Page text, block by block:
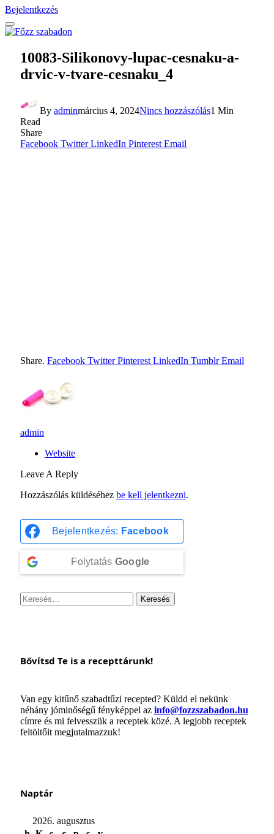
Bejelentkezés
10083-Silikonovy-lupac-cesnaku-a-
drvic-v-tvare-cesnaku_4
By adminmárcius 4, 2024Nincs hozzászólás1 Min
Read
Share
Facebook Twitter LinkedIn Pinterest Email
Share. Facebook Twitter Pinterest LinkedIn Tumblr Email
admin
Website
Leave A Reply
Hozzászólás küldéséhez be kell jelentkezni.
Bejelentkezés: Facebook
Folytatás Google
Keresés:
Bővítsd Te is a recepttárunk!
Van egy kitűnő szabadtűzi recepted? Küldd el nekünk
néhány jóminőségű fényképpel az info@fozzszabadon.hu
címre és mi felvesszük a receptek közé. A legjobb receptek
feltöltőit megjutalmazzuk!
Naptár
2026. augusztus